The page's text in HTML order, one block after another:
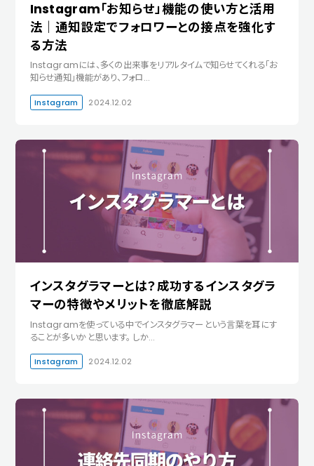
Instagram「お知らせ」機能の使い方と活用
法｜通知設定でフォロワーとの接点を強化す
る方法
Instagramには、多くの出来事をリアルタイムで知らせてくれる「お
知らせ通知」機能があり、フォロ…
Instagram 2024.12.02
インスタグラマーとは？成功するインスタグラ
マーの特徴やメリットを徹底解説
Instagramを使っている中でインスタグラマーという言葉を耳にす
ることが多いかと思います。 しか…
Instagram 2024.12.02